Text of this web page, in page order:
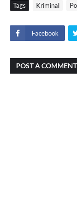
Tags Kriminal
Facebook
POST A COMMENT